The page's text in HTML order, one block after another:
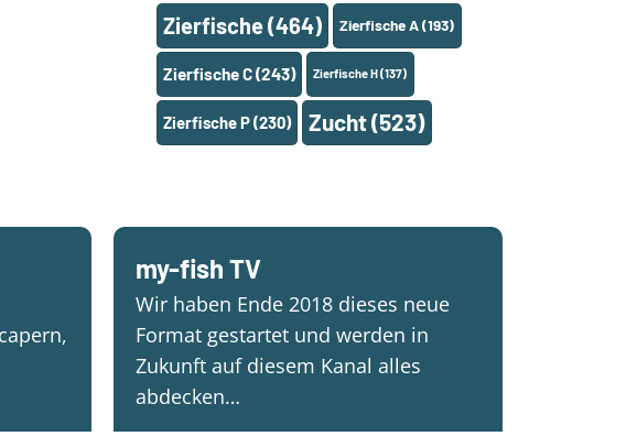
Zierfische(464) Zierfische A(193)
Zierfische C(243) Zierfische H(137)
Zierfische P(230) Zucht(523)
my-fish TV
Wir haben Ende 2018 dieses neue
Format gestartet und werden in
Zukunft auf diesem Kanal alles
abdecken…